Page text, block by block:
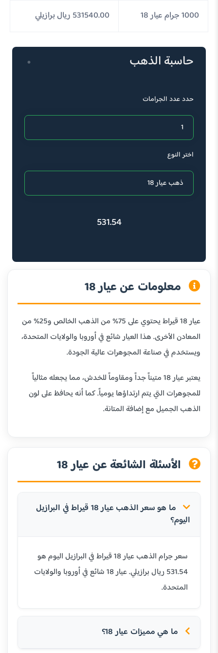
1000 جرام عيار 18 531540.00 ريال برازيلي
حاسبة الذهب
حدد عدد الجرامات
اختر النوع
531.54
معلومات عن عيار 18
عيار 18 قيراط يحتوي على 75% من الذهب الخالص و25% من
المعادن الأخرى. هذا العيار شائع في أوروبا والولايات المتحدة،
ويستخدم في صناعة المجوهرات عالية الجودة.
يعتبر عيار 18 متيناً جداً ومقاوماً للخدش، مما يجعله مثالياً
للمجوهرات التي يتم ارتداؤها يومياً. كما أنه يحافظ على لون
الذهب الجميل مع إضافة المتانة.
الأسئلة الشائعة عن عيار 18
ما هو سعر الذهب عيار 18 قيراط في البرازيل
اليوم؟
سعر جرام الذهب عيار 18 قيراط في البرازيل اليوم هو
531.54 ريال برازيلي. عيار 18 شائع في أوروبا والولايات
المتحدة.
ما هي مميزات عيار 18؟